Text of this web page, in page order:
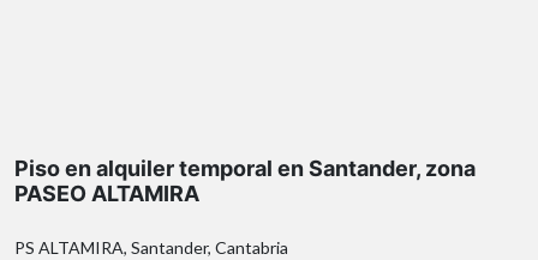
durante todo el día
Ubicación inmejorable:
Piso en alquiler temporal en Santander, zona
PASEO ALTAMIRA
PS ALTAMIRA, Santander, Cantabria